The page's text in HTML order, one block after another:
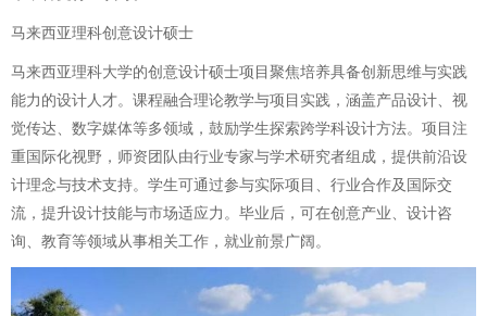
马来西亚理科创意设计硕士
马来西亚理科大学的创意设计硕士项目聚焦培养具备创新思维与实践
能力的设计人才。课程融合理论教学与项目实践，涵盖产品设计、视
觉传达、数字媒体等多领域，鼓励学生探索跨学科设计方法。项目注
重国际化视野，师资团队由行业专家与学术研究者组成，提供前沿设
计理念与技术支持。学生可通过参与实际项目、行业合作及国际交
流，提升设计技能与市场适应力。毕业后，可在创意产业、设计咨
询、教育等领域从事相关工作，就业前景广阔。